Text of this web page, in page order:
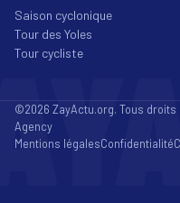
Saison cyclonique
Tour des Yoles
Tour cycliste
©2026 ZayActu.org. Tous
Agency
Mentions légalesConfidentialité